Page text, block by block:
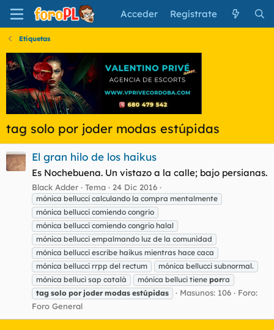
Acceder Regístrate
Etiquetas
tag solo por joder modas estúpidas
El gran hilo de los haikus
Es Nochebuena. Un vistazo a la calle; bajo persianas.
Black Adder Tema 24 Dic 2016
mónica bellucci calculando la compra mentalmente
mónica bellucci comiendo congrio
mónica bellucci comiendo congrio halal
mónica bellucci empalmando luz de la comunidad
mónica bellucci escribe haikus mientras hace caca
mónica bellucci rrpp del rectum
mónica bellucci subnormal.
mónica belluci sap català
mónica belluci tiene porra
tag solo por joder modas estúpidas Masunos: 106
Foro:
Foro General